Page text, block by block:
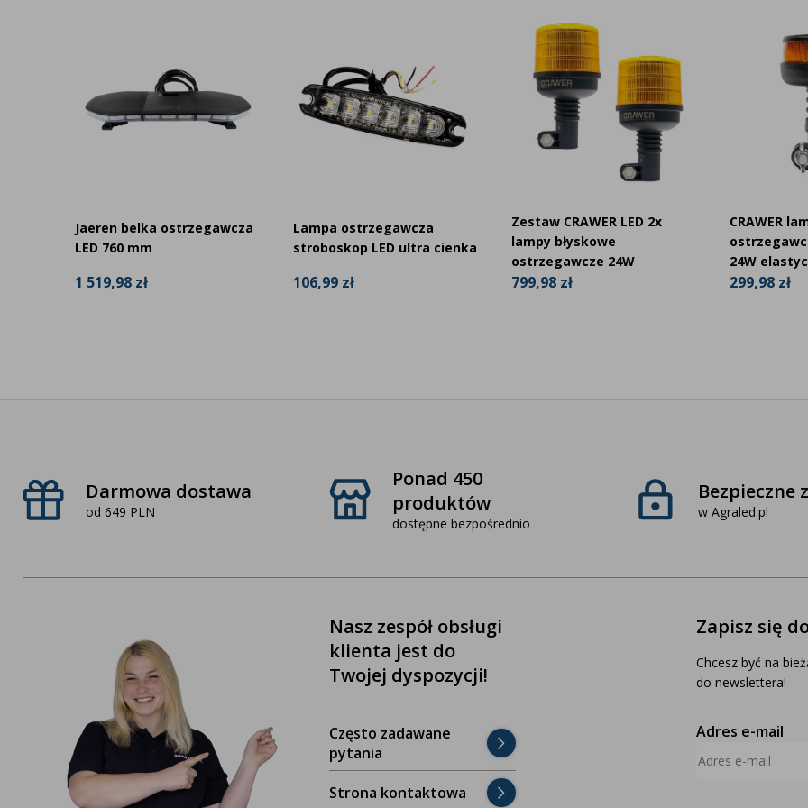
Jaeren belka ostrzegawcza
LED 760 mm
1 519,98 zł
Lampa ostrzegawcza
stroboskop LED ultra cienka
106,99 zł
Zestaw CRAWER LED 2x
lampy błyskowe
ostrzegawcze 24W
799,98 zł
CRAWER
24W
299,98 zł
Darmowa dostawa
od 649 PLN
Ponad 450
produktów
dostępne bezpośrednio
Bezpieczne
w Agraled.pl
Nasz zespół obsługi
klienta jest do
Twojej dyspozycji!
Często zadawane
pytania
Strona kontaktowa
Zapisz się
Chcesz być na
do newslettera!
Adres e-mail